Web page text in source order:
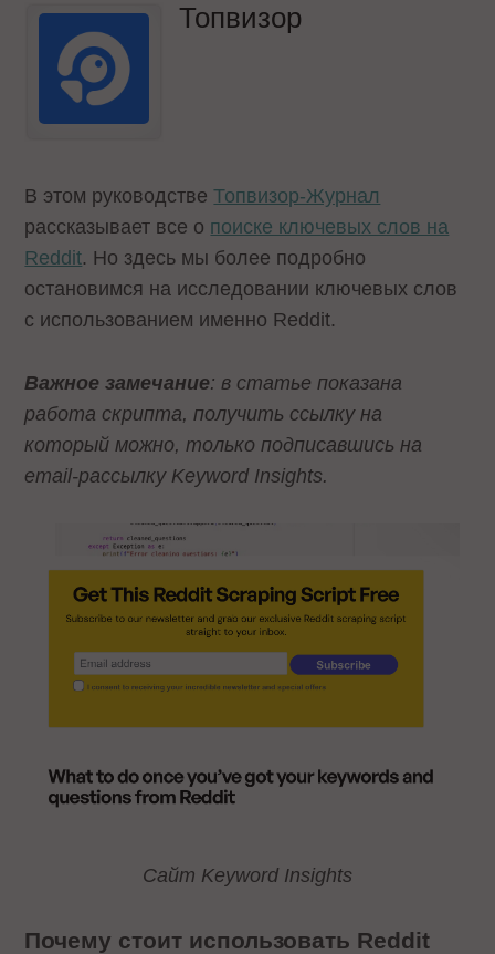
Топвизор
В этом руководствеТопвизор-Журнал
рассказывает все о поиске ключевых слов на
Reddit. Но здесь мы более подробно
остановимся на исследовании ключевых слов
с использованием именно Reddit.
Важное замечание: в статье показана
работа скрипта, получить ссылку на
который можно, только подписавшись на
email-рассылку Keyword Insights.
Сайт Keyword Insights
Почему стоит использовать Reddit